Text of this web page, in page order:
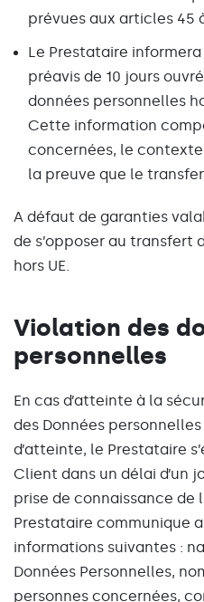
prévues aux articles 45
Le Prestataire
préavis de 10 jours
données personnelles
Cette information
concernées, le
la preuve que le
A défaut de garanties
de s’opposer au transfert
hors UE.
Violation des
personnelles
En cas d’atteinte à la
des Données
d’atteinte, le Prestataire
Client dans un délai d’un
prise de connaissance de
Prestataire communique
informations suivantes :
Données Personnelles,
personnes concernées,